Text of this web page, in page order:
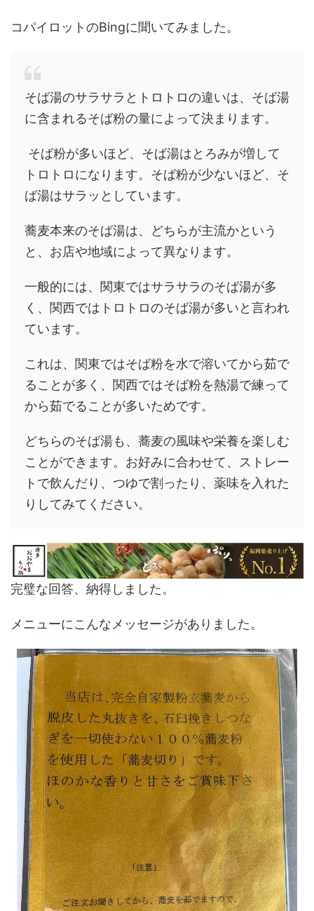
コパイロットのBingに聞いてみました。
そば湯のサラサラとトロトロの違いは、そば湯
に含まれるそば粉の量によって決まります。
そば粉が多いほど、そば湯はとろみが増して
トロトロになります。そば粉が少ないほど、そ
ば湯はサラッとしています。
蕎麦本来のそば湯は、どちらが主流かという
と、お店や地域によって異なります。
一般的には、関東ではサラサラのそば湯が多
く、関西ではトロトロのそば湯が多いと言われ
ています。
これは、関東ではそば粉を水で溶いてから茹で
ることが多く、関西ではそば粉を熱湯で練って
から茹でることが多いためです。
どちらのそば湯も、蕎麦の風味や栄養を楽しむ
ことができます。お好みに合わせて、ストレー
トで飲んだり、つゆで割ったり、薬味を入れた
りしてみてください。
完璧な回答、納得しました。
メニューにこんなメッセージがありました。